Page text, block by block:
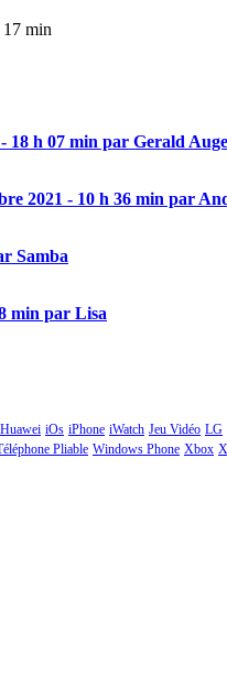
17 min
18 h 07 min par Gerald
2021 - 10 h 36 min par
Samba
min par Lisa
Huawei iOs iPhone iWatch Jeu Vidéo LG
Pliable Windows Phone Xbox